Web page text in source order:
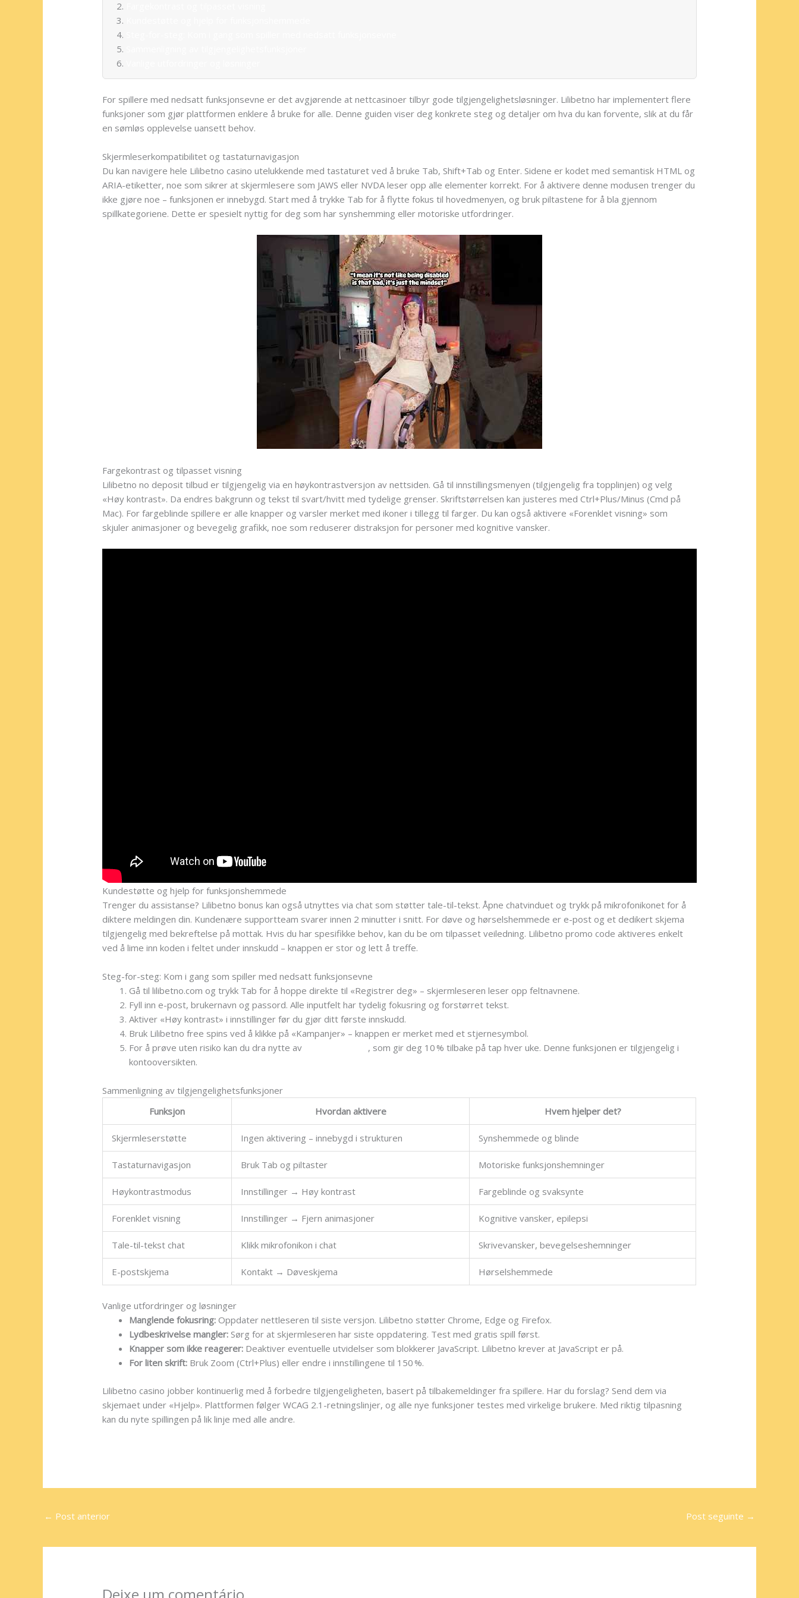
For spillere med nedsatt funksjonsevne er det avgjørende at nettcasinoer tilbyr gode tilgjengelighetsløsninger. Lilibetno har implementert flere
funksjoner som gjør plattformen enklere å bruke for alle. Denne guiden viser deg konkrete steg og detaljer om hva du kan forvente, slik at du får
en sømløs opplevelse uansett behov.
Skjermleserkompatibilitet og tastaturnavigasjon
Du kan navigere hele Lilibetno casino utelukkende med tastaturet ved å bruke Tab, Shift+Tab og Enter. Sidene er kodet med semantisk HTML og
ARIA-etiketter, noe som sikrer at skjermlesere som JAWS eller NVDA leser opp alle elementer korrekt. For å aktivere denne modusen trenger du
ikke gjøre noe – funksjonen er innebygd. Start med å trykke Tab for å flytte fokus til hovedmenyen, og bruk piltastene for å bla gjennom
spillkategoriene. Dette er spesielt nyttig for deg som har synshemming eller motoriske utfordringer.
Fargekontrast og tilpasset visning
Lilibetno no deposit tilbud er tilgjengelig via en høykontrastversjon av nettsiden. Gå til innstillingsmenyen (tilgjengelig fra topplinjen) og velg
«Høy kontrast». Da endres bakgrunn og tekst til svart/hvitt med tydelige grenser. Skriftstørrelsen kan justeres med Ctrl+Plus/Minus (Cmd på
Mac). For fargeblinde spillere er alle knapper og varsler merket med ikoner i tillegg til farger. Du kan også aktivere «Forenklet visning» som
skjuler animasjoner og bevegelig grafikk, noe som reduserer distraksjon for personer med kognitive vansker.
Kundestøtte og hjelp for funksjonshemmede
Trenger du assistanse? Lilibetno bonus kan også utnyttes via chat som støtter tale-til-tekst. Åpne chatvinduet og trykk på mikrofonikonet for å
diktere meldingen din. Kundenære supportteam svarer innen 2 minutter i snitt. For døve og hørselshemmede er e-post og et dedikert skjema
tilgjengelig med bekreftelse på mottak. Hvis du har spesifikke behov, kan du be om tilpasset veiledning. Lilibetno promo code aktiveres enkelt
ved å lime inn koden i feltet under innskudd – knappen er stor og lett å treffe.
Steg-for-steg: Kom i gang som spiller med nedsatt funksjonsevne
Gå til lilibetno.com og trykk Tab for å hoppe direkte til «Registrer deg» – skjermleseren leser opp feltnavnene.
Fyll inn e-post, brukernavn og passord. Alle inputfelt har tydelig fokusring og forstørret tekst.
Aktiver «Høy kontrast» i innstillinger før du gjør ditt første innskudd.
Bruk Lilibetno free spins ved å klikke på «Kampanjer» – knappen er merket med et stjernesymbol.
For å prøve uten risiko kan du dra nytte av
, som gir deg 10 % tilbake på tap hver uke. Denne funksjonen er tilgjengelig i
kontooversikten.
Sammenligning av tilgjengelighetsfunksjoner
Funksjon
Hvordan aktivere Hvem hjelper det?
Skjermleserstøtte Ingen aktivering – innebygd i strukturen Synshemmede og blinde
Tastaturnavigasjon Bruk Tab og piltaster Motoriske funksjonshemninger
Høykontrastmodus Innstillinger → Høy kontrast Fargeblinde og svaksynte
Forenklet visning Innstillinger → Fjern animasjoner Kognitive vansker, epilepsi
Tale-til-tekst chat Klikk mikrofonikon i chat Skrivevansker, bevegelseshemninger
E-postskjema Kontakt → Døveskjema Hørselshemmede
Vanlige utfordringer og løsninger
Manglende fokusring: Oppdater nettleseren til siste versjon. Lilibetno støtter Chrome, Edge og Firefox.
Lydbeskrivelse mangler: Sørg for at skjermleseren har siste oppdatering. Test med gratis spill først.
Knapper som ikke reagerer: Deaktiver eventuelle utvidelser som blokkerer JavaScript. Lilibetno krever at JavaScript er på.
For liten skrift: Bruk Zoom (Ctrl+Plus) eller endre i innstillingene til 150 %.
Lilibetno casino jobber kontinuerlig med å forbedre tilgjengeligheten, basert på tilbakemeldinger fra spillere. Har du forslag? Send dem via
skjemaet under «Hjelp». Plattformen følger WCAG 2.1-retningslinjer, og alle nye funksjoner testes med virkelige brukere. Med riktig tilpasning
kan du nyte spillingen på lik linje med alle andre.
← Post anterior Post seguinte →
Deixe um comentário